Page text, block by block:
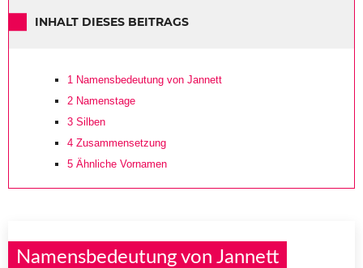
INHALT DIESES BEITRAGS
1 Namensbedeutung von Jannett
2 Namenstage
3 Silben
4 Zusammensetzung
5 Ähnliche Vornamen
Namensbedeutung von Jannett